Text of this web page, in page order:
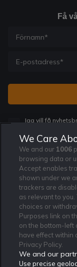
Få
Jag vill få
Rekatochklart.com är
Affiliate Modell
Kontakta oss
Redaktionen
We Care
We and our 1006
browsing data or
Accept enables
shown under we
trackers are
as relevant to
choices or
Purposes link on
on the bottom-left
have effect within
Privacy Policy.
We and our
Use precise